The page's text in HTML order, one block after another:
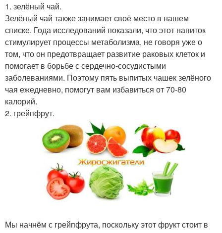
1. зелёный чай.
Зелёный чай также занимает своё место в нашем
списке. Года исследований показали, что этот напиток
стимулирует процессы метаболизма, не говоря уже о
том, что он предотвращает развитие раковых клеток и
помогает в борьбе с сердечно-сосудистыми
заболеваниями. Поэтому пять выпитых чашек зелёного
чая ежедневно, помогут вам избавиться от 70-80
калорий.
2. грейпфрут.
Мы начнём с грейпфрута, поскольку этот фрукт стоит в